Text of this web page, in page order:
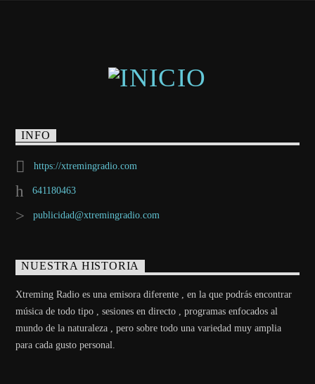
INFO
https://xtremingradio.com
641180463
publicidad@xtremingradio.com
NUESTRA HISTORIA
Xtreming Radio es una emisora diferente , en la que podrás encontrar
música de todo tipo , sesiones en directo , programas enfocados al
mundo de la naturaleza , pero sobre todo una variedad muy amplia
para cada gusto personal.